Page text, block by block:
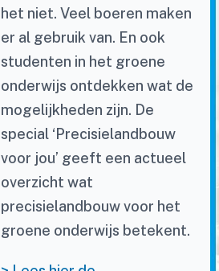
het niet. Veel boeren maken
er al gebruik van. En ook
studenten in het groene
onderwijs ontdekken wat de
mogelijkheden zijn. De
special ‘Precisielandbouw
voor jou’ geeft een actueel
overzicht wat
precisielandbouw voor het
groene onderwijs betekent.